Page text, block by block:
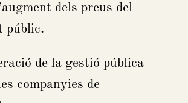
dels preus del
públic.
de la gestió pública
companyies de